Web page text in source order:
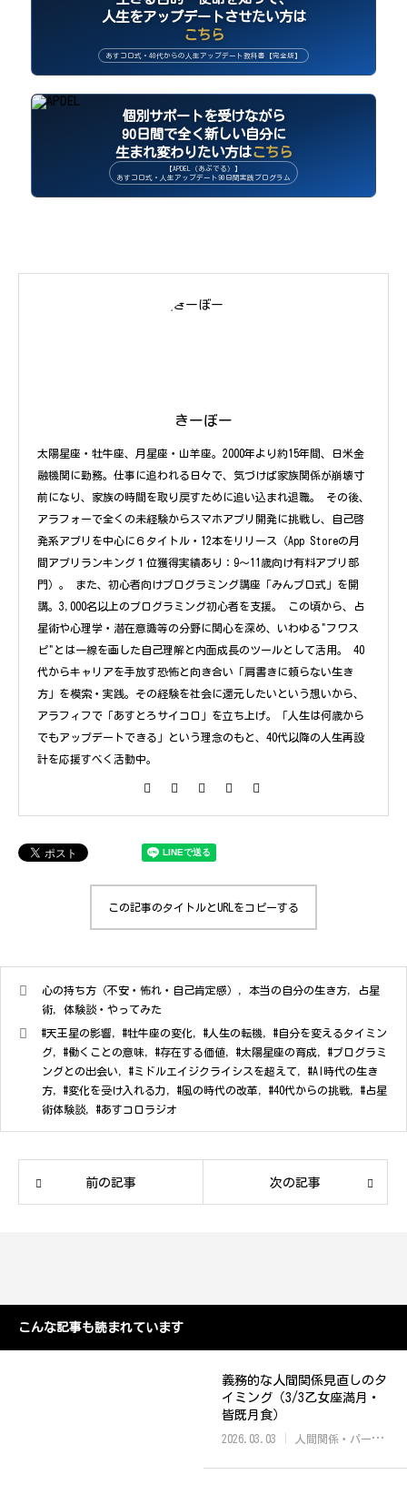
人生をアップデートさせたい方は
こちら
あすコロ式・40代からの人生アップデート教科書【完全版】
個別サポートを受けながら
90日間で全く新しい自分に
生まれ変わりたい方はこちら
【APDEL（あぷでる）】
あすコロ式・人生アップデート90日間実践プログラム
きーぼー
太陽星座・牡牛座、月星座・山羊座。2000年より約15年間、日米金
融機関に勤務。仕事に追われる日々で、気づけば家族関係が崩壊寸
前になり、家族の時間を取り戻すために追い込まれ退職。 その後、
アラフォーで全くの未経験からスマホアプリ開発に挑戦し、自己啓
発系アプリを中心に６タイトル・12本をリリース（App Storeの月
間アプリランキング１位獲得実績あり：9〜11歳向け有料アプリ部
門）。 また、初心者向けプログラミング講座「みんプロ式」を開
講。3,000名以上のプログラミング初心者を支援。 この頃から、占
星術や心理学・潜在意識等の分野に関心を深め、いわゆる"フワス
ピ"とは一線を画した自己理解と内面成長のツールとして活用。 40
代からキャリアを手放す恐怖と向き合い「肩書きに頼らない生き
方」を模索・実践。その経験を社会に還元したいという想いから、
アラフィフで「あすとろサイコロ」を立ち上げ。「人生は何歳から
でもアップデートできる」という理念のもと、40代以降の人生再設
計を応援すべく活動中。
この記事のタイトルとURLをコピーする
心の持ち方（不安・怖れ・自己肯定感） 本当の自分の生き方
占星
術
体験談・やってみた
#天王星の影響 ,#牡牛座の変化 ,#人生の転機 ,#自分を変えるタイミン
グ ,#働くことの意味 ,#存在する価値 ,#太陽星座の育成 ,#プログラミ
ングとの出会い ,#ミドルエイジクライシスを超えて ,#AI時代の生き
方 ,#変化を受け入れる力 ,#風の時代の改革 ,#40代からの挑戦 ,#占星
術体験談,#あすコロラジオ
前の記事 次の記事
こんな記事も読まれています
義務的な人間関係見直しのタ
イミング（3/3乙女座満月・
皆既月食）
2026.03.03 人間関係・パートナーシップ